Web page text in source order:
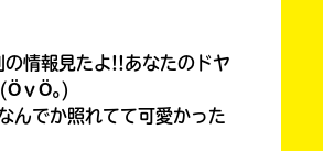
の情報見たよ!!あなたのドヤ
(ӦｖӦ｡)
んでか照れてて可愛かった